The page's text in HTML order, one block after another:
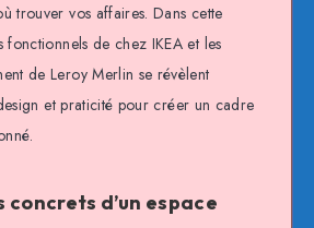
trouver vos affaires. Dans cette
fonctionnels de chez IKEA et les
de Leroy Merlin se révèlent
et praticité pour créer un cadre
concrets d’un espace